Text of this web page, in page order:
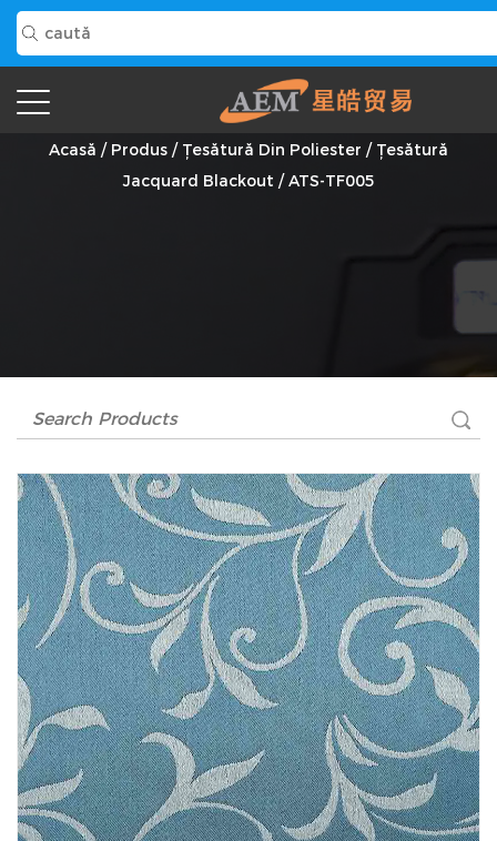
ATS-TF005 Furnizor
Acasă / Produs / Țesătură Din Poliester / Țesătură
Jacquard Blackout /ATS-TF005